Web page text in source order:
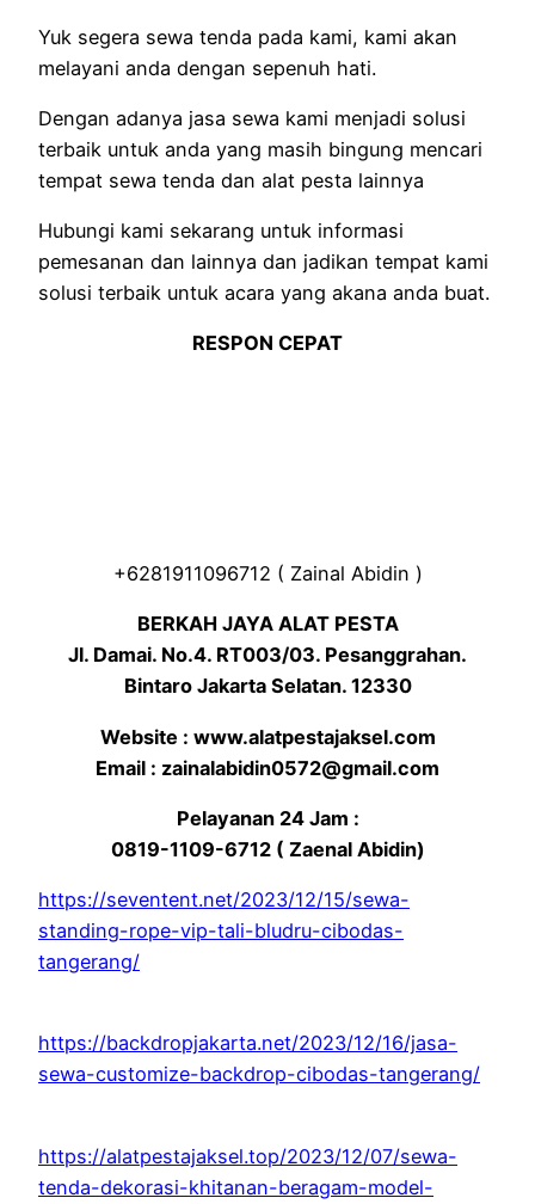
Yuk segera sewa tenda pada kami, kami akan
melayani anda dengan sepenuh hati.
Dengan adanya jasa sewa kami menjadi solusi
terbaik untuk anda yang masih bingung mencari
tempat sewa tenda dan alat pesta lainnya
Hubungi kami sekarang untuk informasi
pemesanan dan lainnya dan jadikan tempat kami
solusi terbaik untuk acara yang akana anda buat.
RESPON CEPAT
+6281911096712 ( Zainal Abidin )
BERKAH JAYA ALAT PESTA
Jl. Damai. No.4. RT003/03. Pesanggrahan.
Bintaro Jakarta Selatan. 12330
Website : www.alatpestajaksel.com
Email : zainalabidin0572@gmail.com
Pelayanan 24 Jam :
0819-1109-6712 ( Zaenal Abidin)
https://seventent.net/2023/12/15/sewa-
standing-rope-vip-tali-bludru-cibodas-
tangerang/
https://backdropjakarta.net/2023/12/16/jasa-
sewa-customize-backdrop-cibodas-tangerang/
https://alatpestajaksel.top/2023/12/07/sewa-
tenda-dekorasi-khitanan-beragam-model-